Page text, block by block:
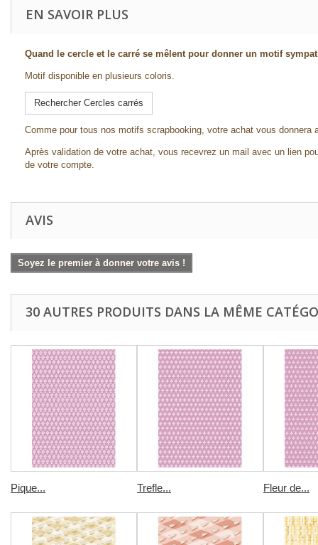
EN SAVOIR PLUS
Quand le cercle et le carré se mêlent pour donner un motif
Motif disponible en plusieurs coloris.
Rechercher Cercles carrés
Comme pour tous nos motifs scrapbooking, votre achat vous
Après validation de votre achat, vous recevrez un mail avec un lien
de votre compte.
AVIS
Soyez le premier à donner votre avis !
30 AUTRES PRODUITS DANS LA MÊME
Pique... Trefle... Fleur de...